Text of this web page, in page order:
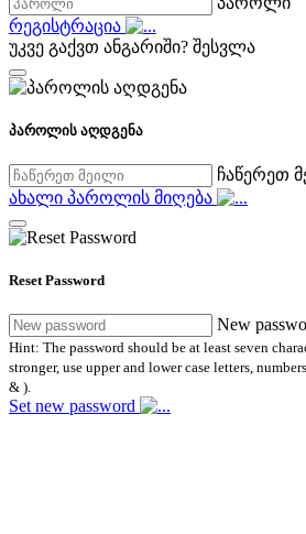
რეგისტრაცია
უკვე გაქვთ ანგარიში? შესვლა
პაროლის აღდგენა
ჩაწერეთ
ახალი პაროლის მიღება
Reset Password
New
Hint: The password should be at least seven
stronger, use upper and lower case letters,
& ).
Set new password